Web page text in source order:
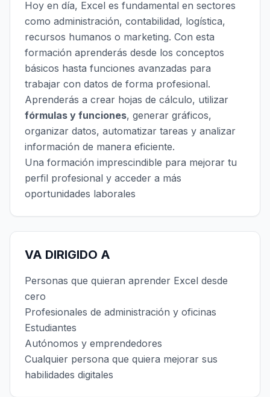
Hoy en día, Excel es fundamental en sectores
como administración, contabilidad, logística,
recursos humanos o marketing. Con esta
formación aprenderás desde los conceptos
básicos hasta funciones avanzadas para
trabajar con datos de forma profesional.
Aprenderás a crear hojas de cálculo, utilizar
fórmulas y funciones, generar gráficos,
organizar datos, automatizar tareas y analizar
información de manera eficiente.
Una formación imprescindible para mejorar tu
perfil profesional y acceder a más
oportunidades laborales
VA DIRIGIDO A
Personas que quieran aprender Excel desde
cero
Profesionales de administración y oficinas
Estudiantes
Autónomos y emprendedores
Cualquier persona que quiera mejorar sus
habilidades digitales